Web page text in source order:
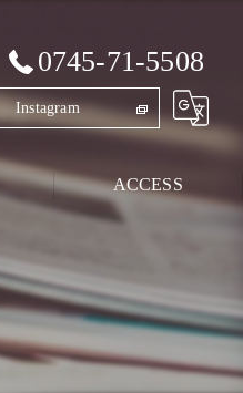
0745-71-5508
Instagram
ACCESS